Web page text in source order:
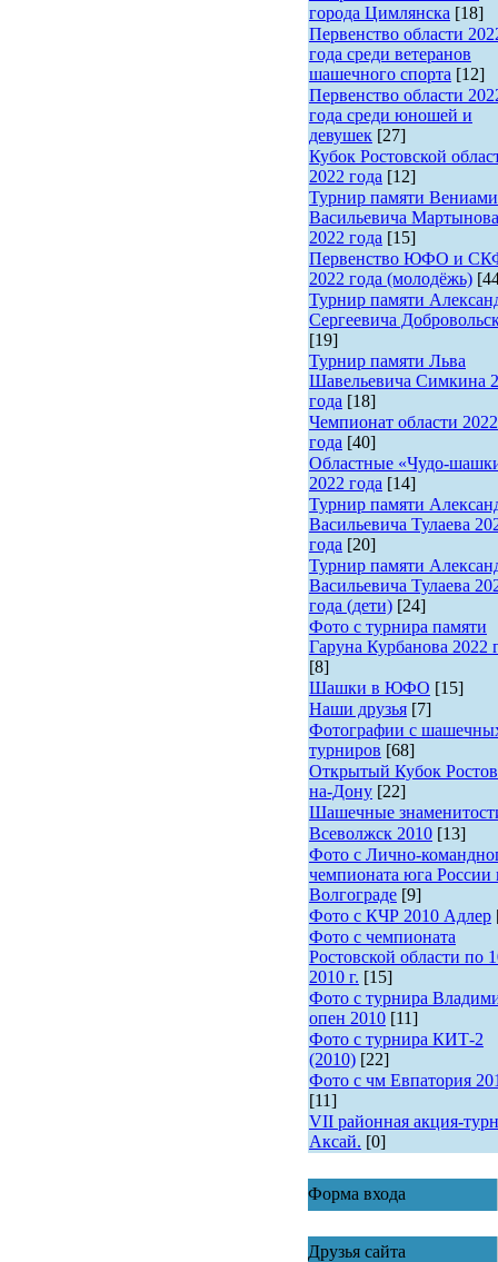
города Цимлянска [18]
Первенство области
года среди ветеранов
шашечного спорта [12]
Первенство области
года среди юношей и
девушек [27]
Кубок Ростовской
2022 года [12]
Турнир памяти
Васильевича Мартынова
2022 года [15]
Первенство ЮФО и
2022 года (молодёжь)
Турнир памяти
Сергеевича
[19]
Турнир памяти Льва
Шавельевича Симкина
года [18]
Чемпионат области 2022
года [40]
Областные «Чудо-
2022 года [14]
Турнир памяти
Васильевича Тулаева
года [20]
Турнир памяти
Васильевича Тулаева
года (дети) [24]
Фото с турнира памяти
Гаруна Курбанова 2022
[8]
Шашки в ЮФО [15]
Наши друзья [7]
Фотографии с
турниров [68]
Открытый Кубок
на-Дону [22]
Шашечные
Всеволжск 2010 [13]
Фото с Лично-
чемпионата юга России
Волгограде [9]
Фото с КЧР 2010 Адлер
Фото с чемпионата
Ростовской области по
2010 г. [15]
Фото с турнира
опен 2010 [11]
Фото с турнира КИТ-2
(2010) [22]
Фото с чм Евпатория
[11]
VII районная акция-
Аксай. [0]
Форма входа
Друзья сайта